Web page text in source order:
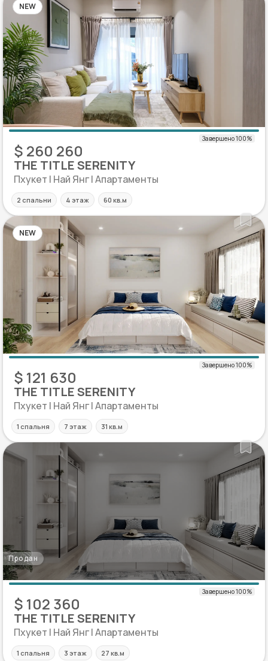
NEW
$ 260 260
THE TITLE SERENITY
Пхукет | Най Янг | Апартаменты
2 спальни 4 этаж 60 кв.м
NEW
$ 121 630
THE TITLE SERENITY
Пхукет | Най Янг | Апартаменты
1 спальня 7 этаж 31 кв.м
Продан
$ 102 360
THE TITLE SERENITY
Пхукет | Най Янг | Апартаменты
1 спальня 3 этаж 27 кв.м